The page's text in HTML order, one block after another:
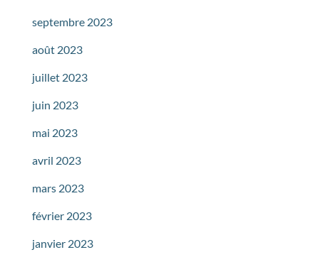
septembre 2023
août 2023
juillet 2023
juin 2023
mai 2023
avril 2023
mars 2023
février 2023
janvier 2023